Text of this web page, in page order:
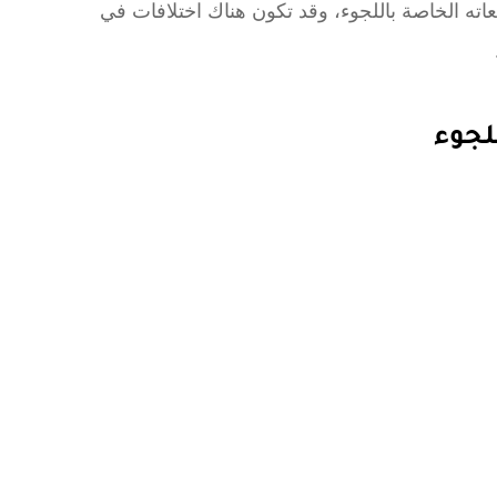
الخاصة باللجوء، وقد تكون هناك اختلافات في